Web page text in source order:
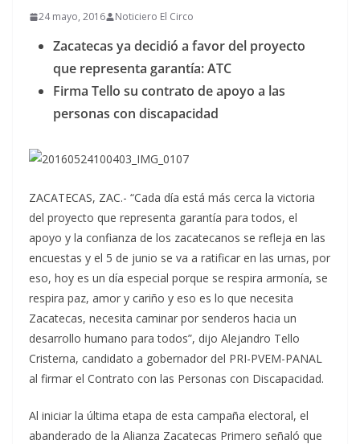
24 mayo, 2016 Noticiero El Circo
Zacatecas ya decidió a favor del proyecto
que representa garantía: ATC
Firma Tello su contrato de apoyo a las
personas con discapacidad
ZACATECAS, ZAC.- “Cada día está más cerca la victoria
del proyecto que representa garantía para todos, el
apoyo y la confianza de los zacatecanos se refleja en las
encuestas y el 5 de junio se va a ratificar en las urnas, por
eso, hoy es un día especial porque se respira armonía, se
respira paz, amor y cariño y eso es lo que necesita
Zacatecas, necesita caminar por senderos hacia un
desarrollo humano para todos”, dijo Alejandro Tello
Cristerna, candidato a gobernador del PRI-PVEM-PANAL
al firmar el Contrato con las Personas con Discapacidad.
Al iniciar la última etapa de esta campaña electoral, el
abanderado de la Alianza Zacatecas Primero señaló que